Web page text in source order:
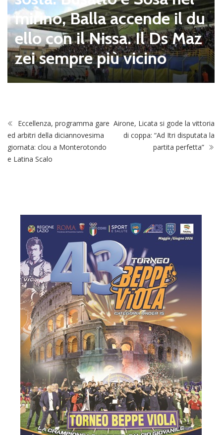
mirino, Balla accende il du
ello con il Nissa. Il Ds Maz
zei sempre più vicino
Eccellenza, programma gare
ed arbitri della diciannovesima
giornata: clou a Monterotondo
e Latina Scalo
Airone, Licata si gode la vittoria
di coppa: “Ad Itri disputata la
partita perfetta”